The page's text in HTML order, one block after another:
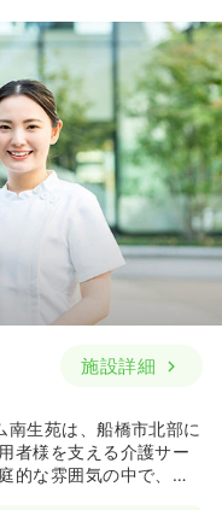
施設詳細
生苑は、船橋市北部に
者様を支える介護サー
的な雰囲気の中で、利